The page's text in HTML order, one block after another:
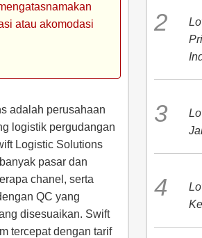
atau akomodasi
adalah perusahaan
logistik pergudangan
Logistic Solutions
pasar dan
chanel, serta
QC yang
disesuaikan. Swift
tercepat dengan tarif